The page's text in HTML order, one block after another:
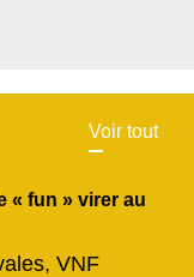
Voir tout
« fun » virer au
VNF